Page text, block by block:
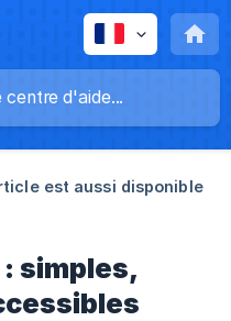
est aussi disponible
simples,